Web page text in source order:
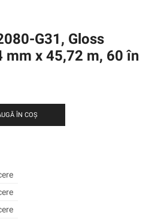
G31, Gloss
mm x 45,72 m, 60 în
ÎN COȘ